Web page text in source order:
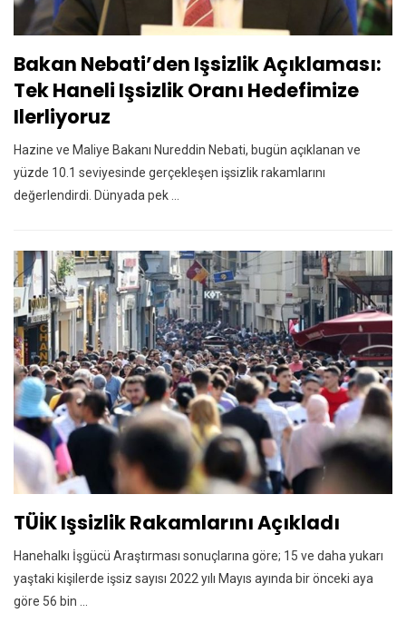
Bakan Nebati’den Işsizlik Açıklaması:
Tek Haneli Işsizlik Oranı Hedefimize
Ilerliyoruz
Hazine ve Maliye Bakanı Nureddin Nebati, bugün açıklanan ve
yüzde 10.1 seviyesinde gerçekleşen işsizlik rakamlarını
değerlendirdi. Dünyada pek ...
TÜİK Işsizlik Rakamlarını Açıkladı
Hanehalkı İşgücü Araştırması sonuçlarına göre; 15 ve daha yukarı
yaştaki kişilerde işsiz sayısı 2022 yılı Mayıs ayında bir önceki aya
göre 56 bin ...